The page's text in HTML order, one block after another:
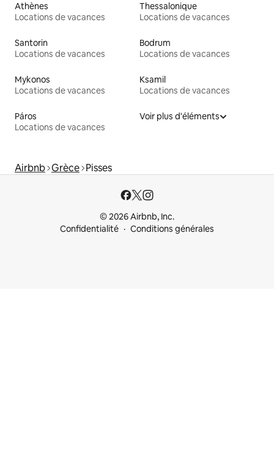
Athènes
Locations de vacances
Thessalonique
Locations de vacances
Santorin
Locations de vacances
Bodrum
Locations de vacances
Mykonos
Locations de vacances
Ksamil
Locations de vacances
Páros
Locations de vacances
Voir plus d'éléments
Airbnb Grèce Pisses
© 2026 Airbnb, Inc.
Confidentialité
Conditions générales